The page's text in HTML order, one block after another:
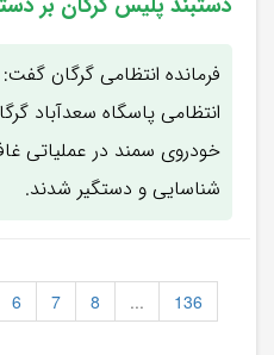
فرمانده انتظامی گرگان
انتظامی پاسگاه سعدآباد
خودروی سمند در عملیاتی
شناسایی و دستگیر شدند.
6 7 8 ...
136